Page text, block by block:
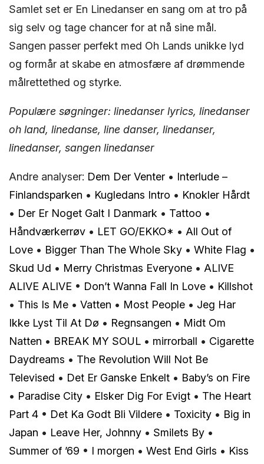
Samlet set er En Linedanser en sang om at tro på
sig selv og tage chancer for at nå sine mål.
Sangen passer perfekt med Oh Lands unikke lyd
og formår at skabe en atmosfære af drømmende
målrettethed og styrke.
Populære søgninger: linedanser lyrics, linedanser
oh land, linedanse, line danser, linedanser,
linedanser, sangen linedanser
Andre analyser: Dem Der Venter • Interlude –
Finlandsparken • Kugledans Intro • Knokler Hårdt
• Der Er Noget Galt I Danmark • Tattoo •
Håndværkerrøv • LET GO/EKKO* • All Out of
Love • Bigger Than The Whole Sky • White Flag •
Skud Ud • Merry Christmas Everyone • ALIVE
ALIVE ALIVE • Don’t Wanna Fall In Love • Killshot
• This Is Me • Vatten • Most People • Jeg Har
Ikke Lyst Til At Dø • Regnsangen • Midt Om
Natten • BREAK MY SOUL • ​mirrorball • Cigarette
Daydreams • The Revolution Will Not Be
Televised • Det Er Ganske Enkelt • Baby’s on Fire
• Paradise City • Elsker Dig For Evigt • The Heart
Part 4 • Det Ka Godt Bli Vildere • Toxicity • Big in
Japan • Leave Her, Johnny • Smilets By •
Summer of ’69 • I morgen • West End Girls • Kiss